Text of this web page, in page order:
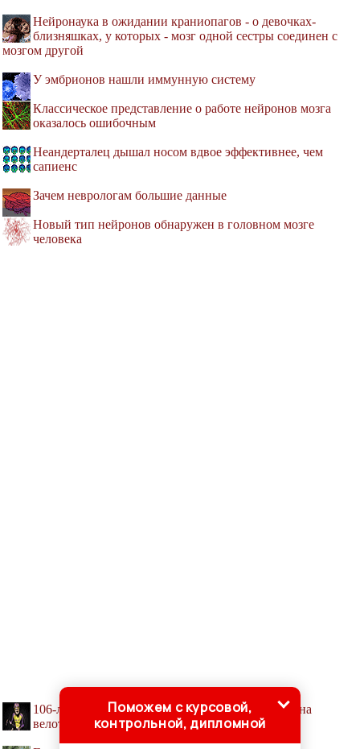
Нейронаука в ожидании краниопагов - о девочках-
близняшках, у которых - мозг одной сестры соединен с
мозгом другой
У эмбрионов нашли иммунную систему
Классическое представление о работе нейронов мозга
оказалось ошибочным
Неандерталец дышал носом вдвое эффективнее, чем
сапиенс
Зачем неврологам большие данные
Новый тип нейронов обнаружен в головном мозге
человека
106-летний неутомимый француз возвращается на
велотрек
Поможем с курсовой,
контрольной, дипломной